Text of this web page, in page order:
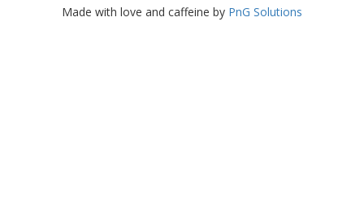
Made with love and caffeine by PnG Solutions